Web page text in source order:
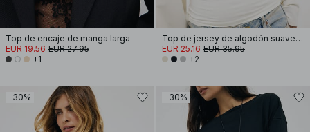
Top de encaje de manga larga
EUR 19.56 EUR 27.95
+1
Top de jersey de algodón suave con mangas anchas
EUR 25.16 EUR 35.95
+2
-30% -30%